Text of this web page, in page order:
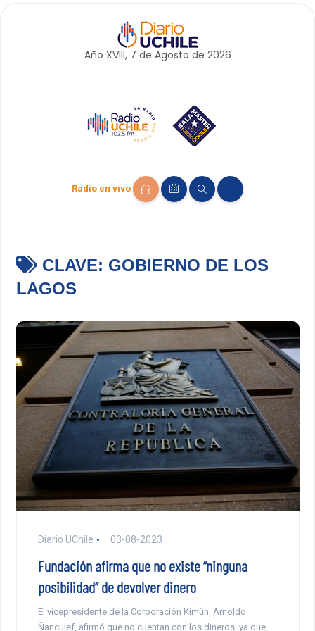
Año XVIII, 7 de Agosto de 2026
Radio en vivo
CLAVE: GOBIERNO DE LOS
LAGOS
Diario UChile 03-08-2023
Fundación afirma que no existe “ninguna
posibilidad” de devolver dinero
El vicepresidente de la Corporación Kimün, Arnoldo
Ñanculef, afirmó que no cuentan con los dineros, ya que